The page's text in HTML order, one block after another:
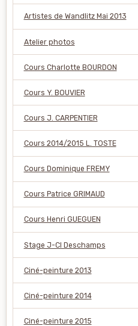
Artistes de Wandlitz Mai 2013
Atelier photos
Cours Charlotte BOURDON
Cours Y. BOUVIER
Cours J. CARPENTIER
Cours 2014/2015 L. TOSTE
Cours Dominique FREMY
Cours Patrice GRIMAUD
Cours Henri GUEGUEN
Stage J-Cl Deschamps
Ciné-peinture 2013
Ciné-peinture 2014
Ciné-peinture 2015